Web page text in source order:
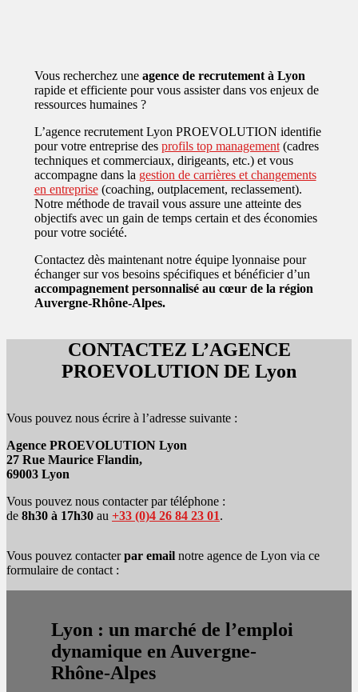
Vous recherchez une agence de recrutement à Lyon
rapide et efficiente pour vous assister dans vos enjeux de
ressources humaines ?
L’agence recrutement Lyon PROEVOLUTION identifie
pour votre entreprise des profils top management(cadres
techniques et commerciaux, dirigeants, etc.) et vous
accompagne dans la gestion de carrières et changements
en entreprise(coaching, outplacement, reclassement).
Notre méthode de travail vous assure une atteinte des
objectifs avec un gain de temps certain et des économies
pour votre société.
Contactez dès maintenant notre équipe lyonnaise pour
échanger sur vos besoins spécifiques et bénéficier d’un
accompagnement personnalisé au cœur de la région
Auvergne-Rhône-Alpes.
CONTACTEZ L’AGENCE
PROEVOLUTION DE Lyon
Vous pouvez nous écrire à l’adresse suivante :
Agence PROEVOLUTION Lyon
27 Rue Maurice Flandin,
69003 Lyon
Vous pouvez nous contacter par téléphone :
de 8h30 à 17h30 au +33 (0)4 26 84 23 01.
Vous pouvez contacterpar email notre agence de Lyon via ce
formulaire de contact :
Lyon : un marché de l’emploi
dynamique en Auvergne-
Rhône-Alpes